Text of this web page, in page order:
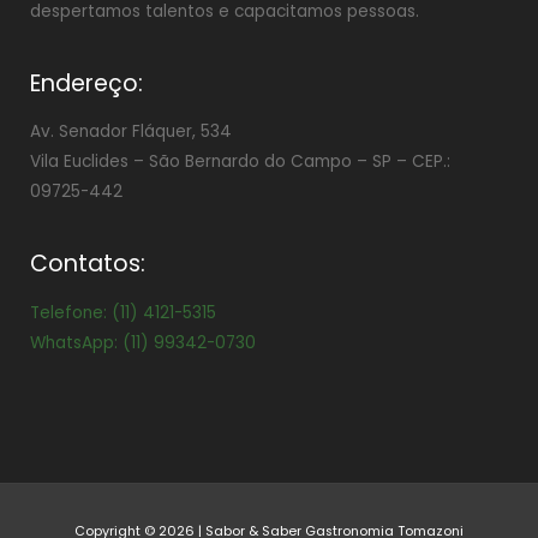
despertamos talentos e capacitamos pessoas.
Endereço:
Av. Senador Fláquer, 534
Vila Euclides – São Bernardo do Campo – SP – CEP.:
09725-442
Contatos:
Telefone: (11) 4121-5315
WhatsApp: (11) 99342-0730
Copyright © 2026 | Sabor & Saber Gastronomia Tomazoni